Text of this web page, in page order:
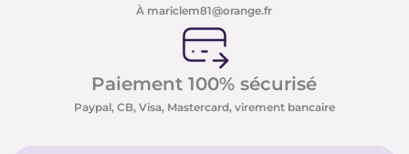
À mariclem81@orange.fr
Paiement 100% sécurisé
Paypal, CB, Visa, Mastercard, virement bancaire